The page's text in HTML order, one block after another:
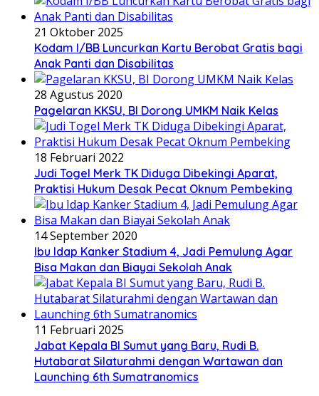
21 Oktober 2025
Kodam I/BB Luncurkan Kartu Berobat Gratis bagi
Anak Panti dan Disabilitas
28 Agustus 2020
Pagelaran KKSU, BI Dorong UMKM Naik Kelas
18 Februari 2022
Judi Togel Merk TK Diduga Dibekingi Aparat,
Praktisi Hukum Desak Pecat Oknum Pembeking
14 September 2020
Ibu Idap Kanker Stadium 4, Jadi Pemulung Agar
Bisa Makan dan Biayai Sekolah Anak
11 Februari 2025
Jabat Kepala BI Sumut yang Baru, Rudi B.
Hutabarat Silaturahmi dengan Wartawan dan
Launching 6th Sumatranomics